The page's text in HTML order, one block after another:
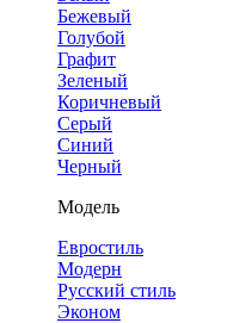
Бежевый
Голубой
Графит
Зеленый
Коричневый
Серый
Синий
Черный
Модель
Евростиль
Модерн
Русский стиль
Эконом